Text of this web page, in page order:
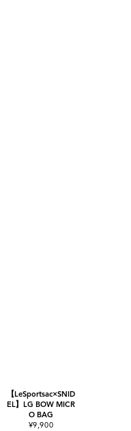
【LeSportsac×SNID
EL】LG BOW MICR
O BAG
¥9,900